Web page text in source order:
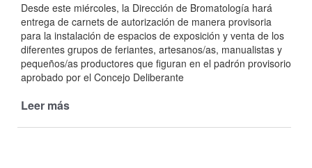
Desde este miércoles, la Dirección de Bromatología hará
entrega de carnets de autorización de manera provisoria
para la instalación de espacios de exposición y venta de los
diferentes grupos de feriantes, artesanos/as, manualistas y
pequeños/as productores que figuran en el padrón provisorio
aprobado por el Concejo Deliberante
Leer más